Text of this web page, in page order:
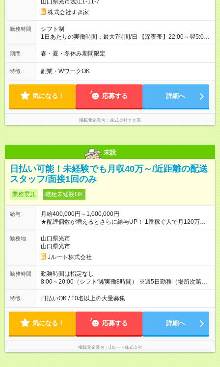
山口県光市浅江1-11-7
株式会社すき家
勤務時間
シフト制
1日あたりの実働時間：最大7時間/日 【深夜帯】22:00～翌5:00
週2日～・1日2h～OK◎ ※22:00から翌5:00までは18歳以上の方
のみ勤務可能です（18歳未満の深夜業務禁止のため） ★深夜で
す。 必ず、2名以上での勤務を行いますので、安心して働けま
す。
期間 春・夏・冬休み期間限定
特徴 副業・WワークOK
気になる！ 応募する 詳細へ
掲載元企業名 株式会社すき家
未読
日払い可能！未経験でも月収40万～/近距離の配送
スタッフ/面接1回のみ
業務委託 職種未経験OK
給与
月給400,000円～1,000,000円
★配達個数が増えるとさらに給与UP！ 1番稼ぐ人で月120万ほ
ど！ ・主要都市エリア 月収55万円／週5日稼働 月収65万~112
万円／週6日稼働 ・地方郊外エリア 月収40万円／週5日稼働 月
収40万円~50万円／週6日稼働 ＜モデルイメージ＞ ■月収50万
円 (27歳男性/江東区在住)※元建築関係 1日150個配達×25日勤務
(日休み) ■月収80万円(43歳男性/墨田区在住)※元営業 1日200個
勤務地
山口県光市
山口県光市
Jルート株式会社
勤務時間
勤務時間は指定なし
8:00～20:00（シフト制/実働8時間） ※週5日勤務（場所次第で
は週4も有り） ※配達状況によって時間外での勤務可能性有り ※
案件により多少の前後あり ※配達が完了次第、帰社OKです
特徴 日払いOK / 10名以上の大量募集
気になる！ 応募する 詳細へ
掲載元企業名 Jルート株式会社